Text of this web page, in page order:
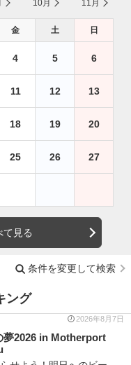
10月 11月
金 土 日
4 5 6
11 12 13
18 19 20
25 26 27
て見る
条件を変更して検索
ング
2026年8月7日
夢2026 in Motherport